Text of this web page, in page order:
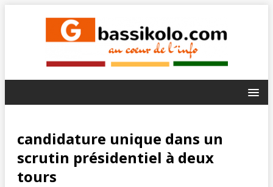
candidature unique dans un
scrutin présidentiel à deux
tours